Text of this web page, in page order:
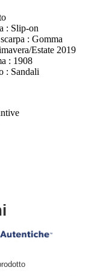
: Slip-on
: Gomma
Estate 2019
: 1908
: Sandali